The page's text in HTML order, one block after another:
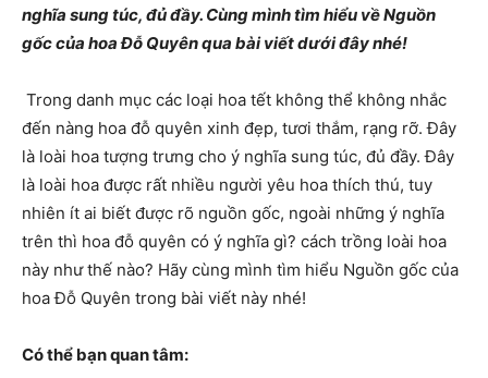
nghĩa sung túc, đủ đầy. Cùng mình tìm hiểu về Nguồn
gốc của hoa Đỗ Quyên qua bài viết dưới đây nhé!
Trong danh mục các loại hoa tết không thể không nhắc
đến nàng hoa đỗ quyên xinh đẹp, tươi thắm, rạng rỡ. Đây
là loài hoa tượng trưng cho ý nghĩa sung túc, đủ đầy. Đây
là loài hoa được rất nhiều người yêu hoa thích thú, tuy
nhiên ít ai biết được rõ nguồn gốc, ngoài những ý nghĩa
trên thì hoa đỗ quyên có ý nghĩa gì? cách trồng loài hoa
này như thế nào? Hãy cùng mình tìm hiểu Nguồn gốc của
hoa Đỗ Quyên trong bài viết này nhé!
Có thể bạn quan tâm: